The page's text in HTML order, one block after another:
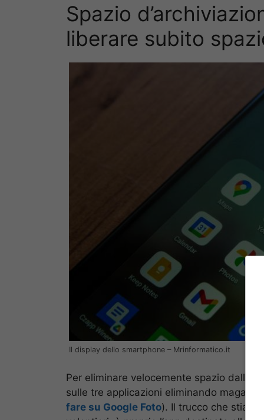
Spazio
liberare subito
Il display dello smartphone – Mrinformatico.it
Per eliminare velocemente spazio
sulle tre applicazioni eliminando magari
fare su Google Foto). Il trucco che